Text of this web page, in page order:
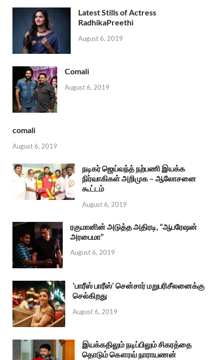
Latest Stills of Actress
RadhikaPreethi
August 6, 2019
Comali
August 6, 2019
comali
August 6, 2019
நடிகர் ஜெய்வந்த் நற்பணி இயக்க
நிர்வாகிகள் அறிமுக – ஆலோசனை
கூட்டம்
August 6, 2019
ரகுமானின் அடுத்த அதிரடி, “ஆபரேஷன்
அரபைமா”
August 6, 2019
‘பாரீஸ் பாரீஸ்’ சென்சார் மறுபரிசீலனைக்கு
செல்கிறது
August 6, 2019
இயக்கதிலும் நடிப்பிலும் சிகரத்தை
தொடும் கௌரவ் நாராயணன்